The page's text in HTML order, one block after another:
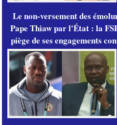
Le non-versement des
Pape Thiaw par l'État : la
piège de ses engagements